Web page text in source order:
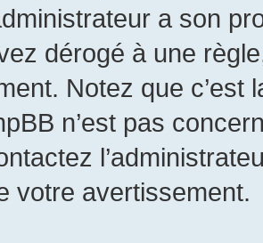
a son
dérogé à une
Notez que c’est
n’est pas
votre avertissement.